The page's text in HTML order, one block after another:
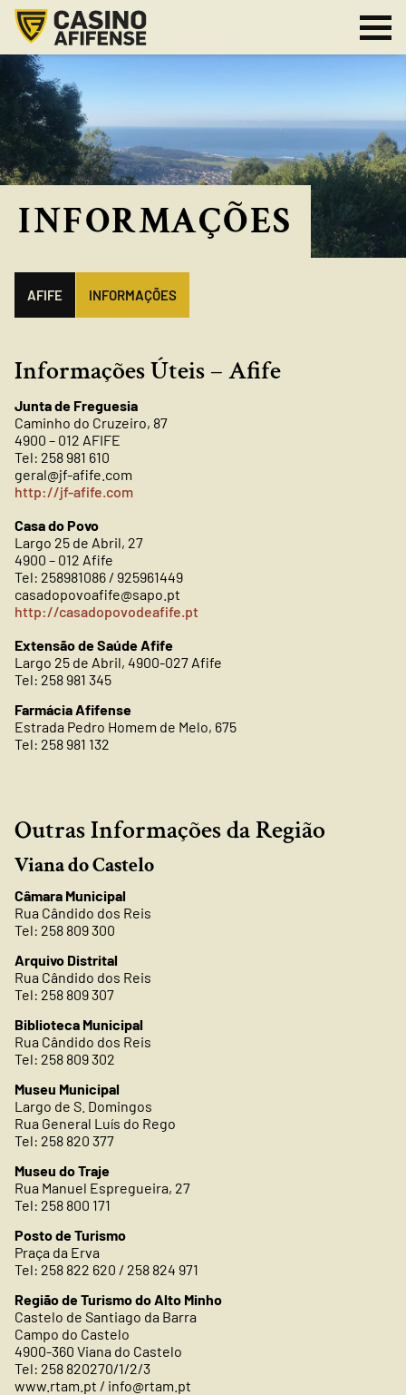
INFORMAÇÕES
AFIFE INFORMAÇÕES
Informações Úteis – Afife
Junta de Freguesia
Caminho do Cruzeiro, 87
4900 – 012 AFIFE
Tel: 258 981 610
geral@jf-afife.com
http://jf-afife.com
Casa do Povo
Largo 25 de Abril, 27
4900 – 012 Afife
Tel: 258981086 / 925961449
casadopovoafife@sapo.pt
http://casadopovodeafife.pt
Extensão de Saúde Afife
Largo 25 de Abril, 4900-027 Afife
Tel: 258 981 345
Farmácia Afifense
Estrada Pedro Homem de Melo, 675
Tel: 258 981 132
Outras Informações da Região
Viana do Castelo
Câmara Municipal
Rua Cândido dos Reis
Tel: 258 809 300
Arquivo Distrital
Rua Cândido dos Reis
Tel: 258 809 307
Biblioteca Municipal
Rua Cândido dos Reis
Tel: 258 809 302
Museu Municipal
Largo de S. Domingos
Rua General Luís do Rego
Tel: 258 820 377
Museu do Traje
Rua Manuel Espregueira, 27
Tel: 258 800 171
Posto de Turismo
Praça da Erva
Tel: 258 822 620 / 258 824 971
Região de Turismo do Alto Minho
Castelo de Santiago da Barra
Campo do Castelo
4900-360 Viana do Castelo
Tel: 258 820270/1/2/3
www.rtam.pt / info@rtam.pt